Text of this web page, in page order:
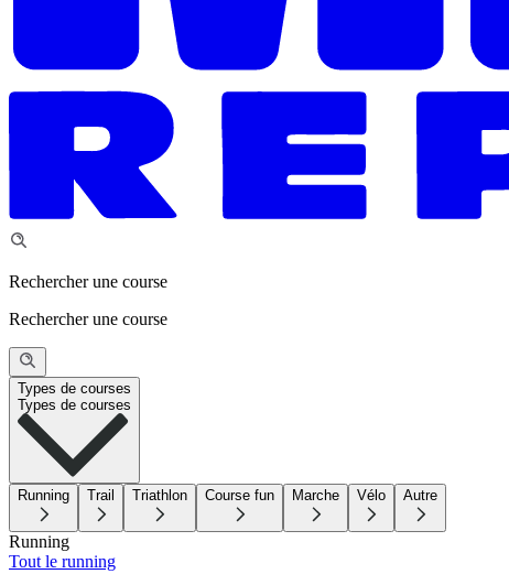
Rechercher une course
Rechercher une course
Types de courses
Types de courses
Running Trail Triathlon Course fun Marche Vélo Autre
Running
Tout le running